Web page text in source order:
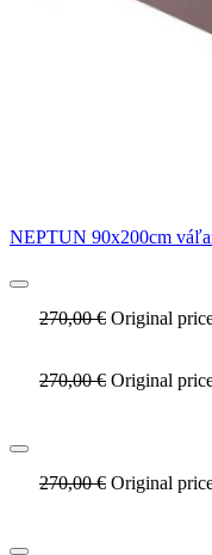
NEPTUN 90x200cm
270,00€ Original
270,00€ Original
270,00€ Original